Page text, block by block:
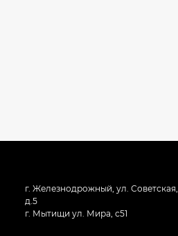
г. Железнодрожный, ул. Советская,
д.5
г. Мытищи ул. Мира, с51